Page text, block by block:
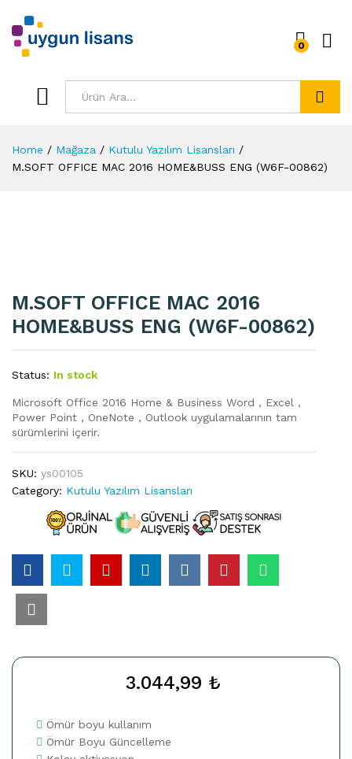
0
Home / Mağaza / Kutulu Yazılım Lisansları /
M.SOFT OFFICE MAC 2016 HOME&BUSS ENG (W6F-00862)
M.SOFT OFFICE MAC 2016
HOME&BUSS ENG (W6F-00862)
Status: In stock
Microsoft Office 2016 Home & Business Word , Excel ,
Power Point , OneNote , Outlook uygulamalarının tam
sürümlerini içerir.
SKU: ys00105
Category: Kutulu Yazılım Lisansları
3.044,99 ₺
Ömür boyu kullanım
Ömür Boyu Güncelleme